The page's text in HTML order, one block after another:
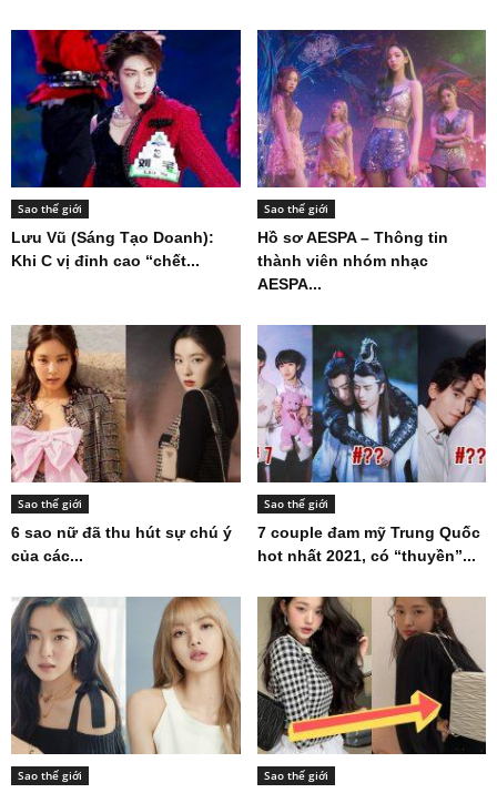
Sao thế giới
Lưu Vũ (Sáng Tạo Doanh):
Khi C vị đỉnh cao “chết...
Sao thế giới
Hồ sơ AESPA – Thông tin
thành viên nhóm nhạc
AESPA...
Sao thế giới
6 sao nữ đã thu hút sự chú ý
của các...
Sao thế giới
7 couple đam mỹ Trung Quốc
hot nhất 2021, có “thuyền”...
Sao thế giới Sao thế giới